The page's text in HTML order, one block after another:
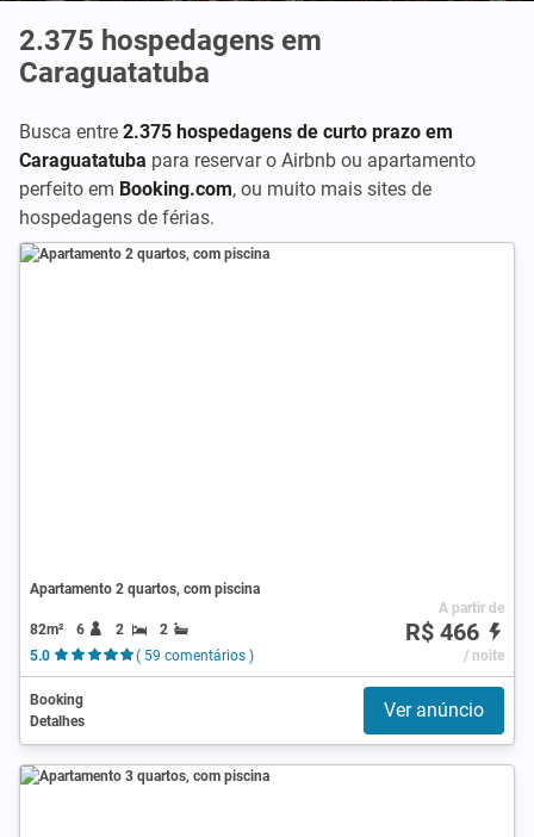
2.375 hospedagens em
Caraguatatuba
Busca entre 2.375 hospedagens de curto prazo em
Caraguatatuba para reservar o Airbnb ou apartamento
perfeito em Booking.com, ou muito mais sites de
hospedagens de férias.
Apartamento 2 quartos, com piscina
82m² 6 2
2
5.0
( 59 comentários )
A partir de
R$ 466
/ noite
Booking
Detalhes
Ver anúncio